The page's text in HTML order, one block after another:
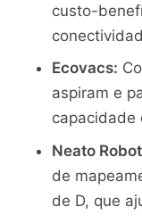
custo-
Ecovacs:
aspiram e
capacidade
Neato
de
de D, que